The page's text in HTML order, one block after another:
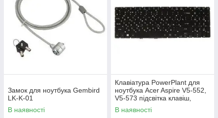
Замок для ноутбука Gembird
LK-K-01
В наявності
Клавіатура PowerPlant для
ноутбука Acer Aspire V5-552,
V5-573 підсвітка клавіш,
чорний, без фрейму
(KB310029)
В наявності